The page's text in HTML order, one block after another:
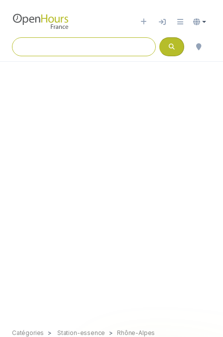
Catégories Station-essence
Rhône-Alpes